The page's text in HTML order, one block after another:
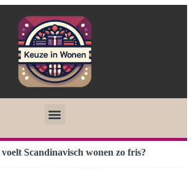
Scandinavisch wonen zo fris?